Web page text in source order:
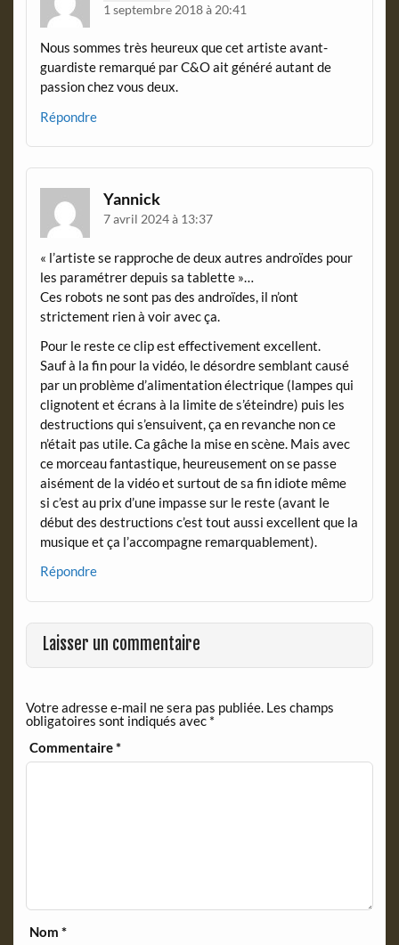
1 septembre 2018 à 20:41
Nous sommes très heureux que cet artiste avant-
guardiste remarqué par C&O ait généré autant de
passion chez vous deux.
Répondre
Yannick
7 avril 2024 à 13:37
« l’artiste se rapproche de deux autres androïdes pour
les paramétrer depuis sa tablette »…
Ces robots ne sont pas des androïdes, il n’ont
strictement rien à voir avec ça.
Pour le reste ce clip est effectivement excellent.
Sauf à la fin pour la vidéo, le désordre semblant causé
par un problème d’alimentation électrique (lampes qui
clignotent et écrans à la limite de s’éteindre) puis les
destructions qui s’ensuivent, ça en revanche non ce
n’était pas utile. Ca gâche la mise en scène. Mais avec
ce morceau fantastique, heureusement on se passe
aisément de la vidéo et surtout de sa fin idiote même
si c’est au prix d’une impasse sur le reste (avant le
début des destructions c’est tout aussi excellent que la
musique et ça l’accompagne remarquablement).
Répondre
Laisser un commentaire
Votre adresse e-mail ne sera pas publiée. Les champs
obligatoires sont indiqués avec *
Commentaire*
Nom*